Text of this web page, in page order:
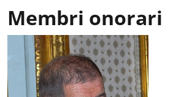
Membri onorari